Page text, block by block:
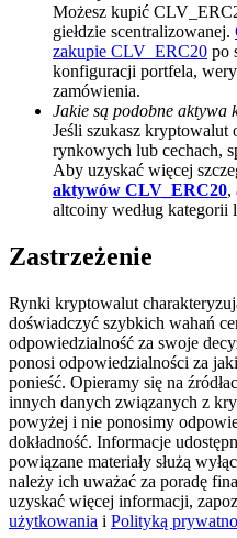
Deposit CASHCAT & Win
Share 500000
Exclusive for BitMart
Register & Trade to Win
Precious Metals Trading
Możesz kupić
giełdzie scentralizowanej.
zakupie CLV_ERC20 po
konfiguracji portfela,
zamówienia.
Jakie są podobne aktywa
Jeśli szukasz
rynkowych lub cechach,
Aby uzyskać więcej
aktywów CLV_ERC20,
altcoiny według kategorii
Zastrzeżenie
Rynki kryptowalut
doświadczyć szybkich wahań
odpowiedzialność za swoje
ponosi odpowiedzialności za
ponieść. Opieramy się na
innych danych związanych z
powyżej i nie ponosimy
dokładność. Informacje
powiązane materiały służą
należy ich uważać za poradę
uzyskać więcej informacji,
użytkowania i Polityką